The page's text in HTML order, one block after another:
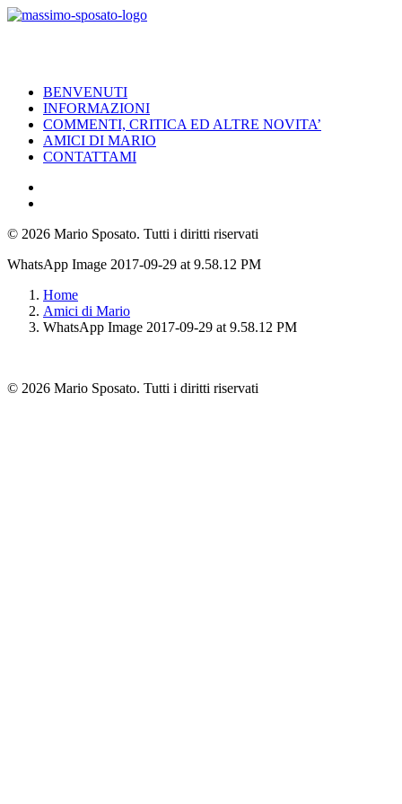
BENVENUTI
INFORMAZIONI
COMMENTI, CRITICA ED ALTRE NOVITA’
AMICI DI MARIO
CONTATTAMI
© 2026 Mario Sposato. Tutti i diritti riservati
WhatsApp Image 2017-09-29 at 9.58.12 PM
Home
Amici di Mario
WhatsApp Image 2017-09-29 at 9.58.12 PM
© 2026 Mario Sposato. Tutti i diritti riservati